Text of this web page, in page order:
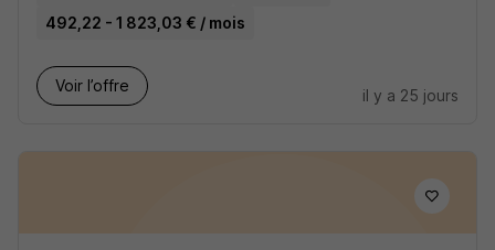
492,22 - 1 823,03 € / mois
Voir l’offre
il y a 25 jours